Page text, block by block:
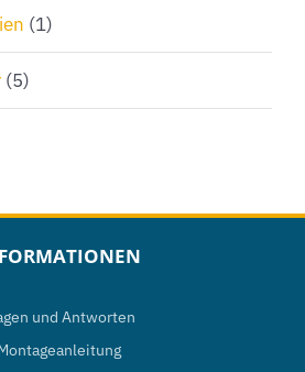
(1)
(5)
und Antworten